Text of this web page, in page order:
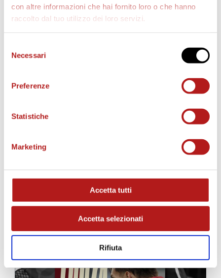
con altre informazioni che hai fornito loro o che hanno
raccolto dal tuo utilizzo dei loro servizi.
delNecessari
Preferenze
Statistiche
Marketing
Accetta tutti
Accetta selezionati
Rifiuta
AS CITTADELLA STORE
MATCH PROGRAM